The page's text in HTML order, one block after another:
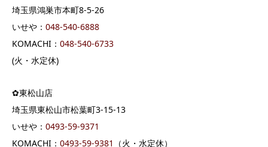
埼玉県鴻巣市本町8-5-26
いせや： 048-540-6888
KOMACHI： 048-540-6733
(火・水定休)
✿東松山店
埼玉県東松山市松葉町3-15-13
いせや： 0493-59-9371
KOMACHI： 0493-59-9381 （火・水定休）